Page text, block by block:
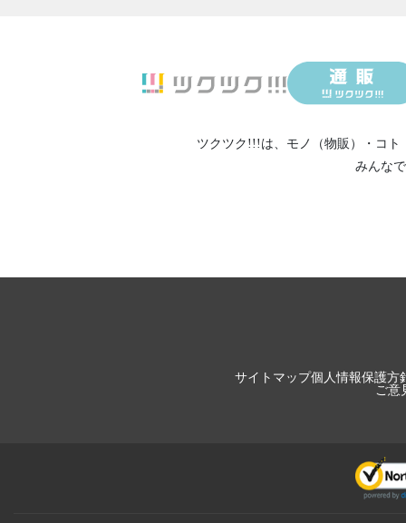
ツクツク!!!は、 モノ（物販） ・ コト
みんな
サイトマップ個人情報保護方
ご意